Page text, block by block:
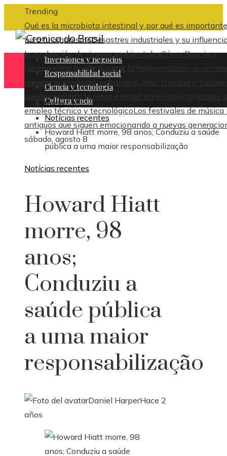
Trending
Qué es la microbiota intestinal y por qué es importante
para tu organismoDesastres industriales y su
la evaluación de riesgos ambientalesCómo Bosnia y
Herzegovina puede superar la fragmentación
mejorar la inversión extranjera
Cómo Trinidad y Tobago
puede convertir la renta energética en oportunidades
empleo técnico y tecnológicoLos festivales de música
antiguos que siguen emocionando a nuevas
sábado, agosto 8
Inversiones y negocios
Responsabilidad social
Ciencia y tecnología
Cultura y ocio
Inicio
Notícias recentes
Howard Hiatt morre, 98 anos; Conduziu a saúde
pública a uma maior responsabilização
Notícias recentes
Howard Hiatt
morre, 98
anos;
Conduziu a
saúde pública
a uma maior
responsabilização
Daniel HarperHace 2
años